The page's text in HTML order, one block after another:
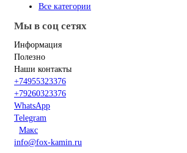
Все категории
Мы в соц сетях
Информация
Полезно
Наши контакты
+74955323376
+79260323376
WhatsApp
Telegram
Макс
info@fox-kamin.ru